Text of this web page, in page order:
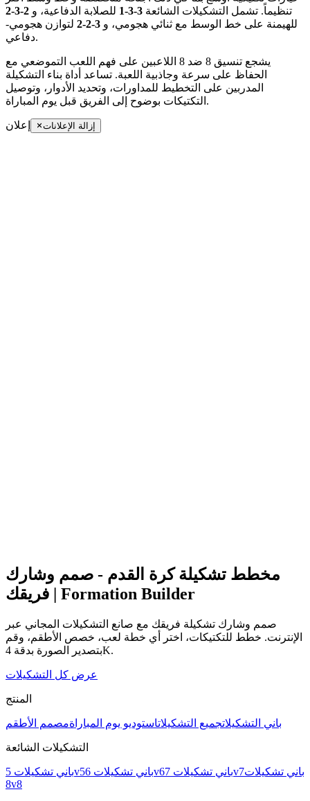
تنظيماً. تشمل التشكيلات الشائعة 3-3-1 للصلابة الدفاعية، و 2-3-2
للهيمنة على خط الوسط مع ثنائي هجومي، و 3-2-2
لتوازن هجومي-
دفاعي.
يشجع تنسيق 8 ضد 8 اللاعبين على فهم اللعب التموضعي مع
الحفاظ على سرعة وجاذبية اللعبة. تساعد أداة بناء التشكيلة
المدربين على التخطيط للمداورات، وتحديد الأدوار، وتوصيل
التكتيكات بوضوح إلى الفريق قبل يوم المباراة.
إعلان إزالة الإعلانات
مخطط تشكيلة كرة القدم - صمم وشارك
فريقك | Formation Builder
صمم وشارك تشكيلة فريقك مع صانع التشكيلات المجاني عبر
الإنترنت. خطط للتكتيكات، اختر أي خطة لعب، خصص الأطقم، وقم
بتصدير الصورة بدقة 4K.
عرض كل التشكيلات
المنتج
باني التشكيلاتجميع التشكيلاتاستوديو يوم المباراةمصمم الأطقم
التشكيلات الشائعة
باني تشكيلات 5v5 باني تشكيلات 6v6 باني تشكيلات 7v7باني تشكيلات
8v8